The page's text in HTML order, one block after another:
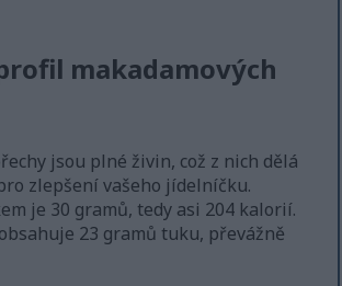
makadamových
jsou plné živin, což z nich dělá
zlepšení vašeho jídelníčku.
je 30 gramů, tedy asi 204 kalorií.
23 gramů tuku, převážně